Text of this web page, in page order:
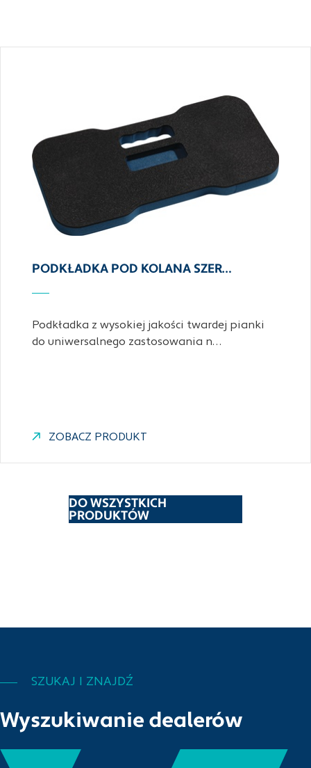
PODKŁADKA POD KOLANA SZER…
Podkładka z wysokiej jakości twardej pianki
do uniwersalnego zastosowania n…
ZOBACZ PRODUKT
DO WSZYSTKICH
PRODUKTÓW
Wyszukiwanie dealerów
SZUKAJ I ZNAJDŹ